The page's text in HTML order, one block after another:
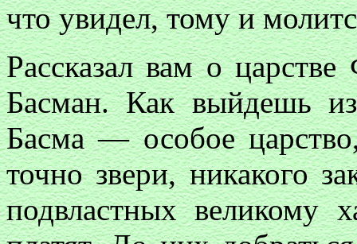
что увидел, тому и
Рассказал вам о
Басман. Как выйдешь
Басма — особое
точно звери, никакого
подвластных великому